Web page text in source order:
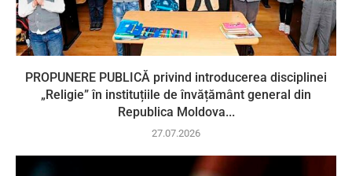
PROPUNERE PUBLICĂ privind introducerea disciplinei
„Religie” în instituțiile de învățământ general din
Republica Moldova...
27.07.2026